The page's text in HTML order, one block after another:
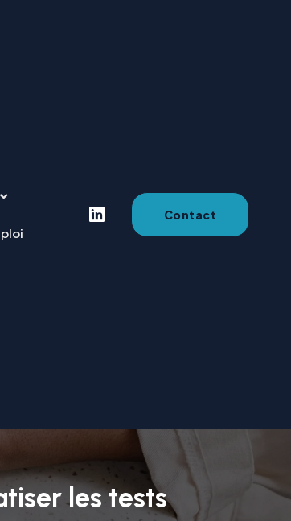
Contact
les tests